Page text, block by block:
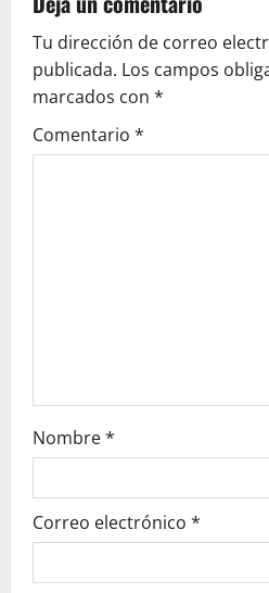
v
i
g
Tu dirección de correo
publicada. Los campos
marcados con *
Comentario *
Nombre*
Correo electrónico *